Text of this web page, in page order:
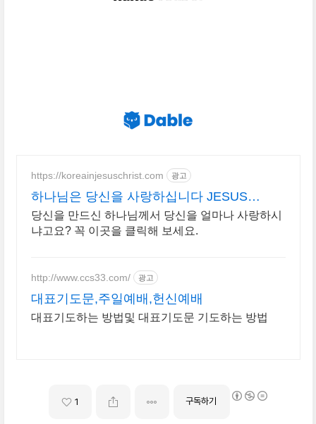
https://koreainjesuschrist.com 광고
하나님은 당신을 사랑하십니다 JESUS
LOVES YOU
당신을 만드신 하나님께서 당신을 얼마나 사랑하시
냐고요? 꼭 이곳을 클릭해 보세요.
http://www.ccs33.com/ 광고
대표기도문,주일예배,헌신예배
대표기도하는 방법및 대표기도문 기도하는 방법
1 구독하기